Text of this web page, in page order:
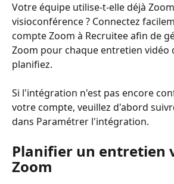
Votre équipe utilise-t-elle déjà
visioconférence ? Connectez
compte Zoom à Recruitee afin de
Zoom pour chaque entretien vidéo
planifiez.
Si l'intégration n'est pas encore
votre compte, veuillez d'abord
dans Paramétrer l'intégration.
Planifier un entretien
Zoom